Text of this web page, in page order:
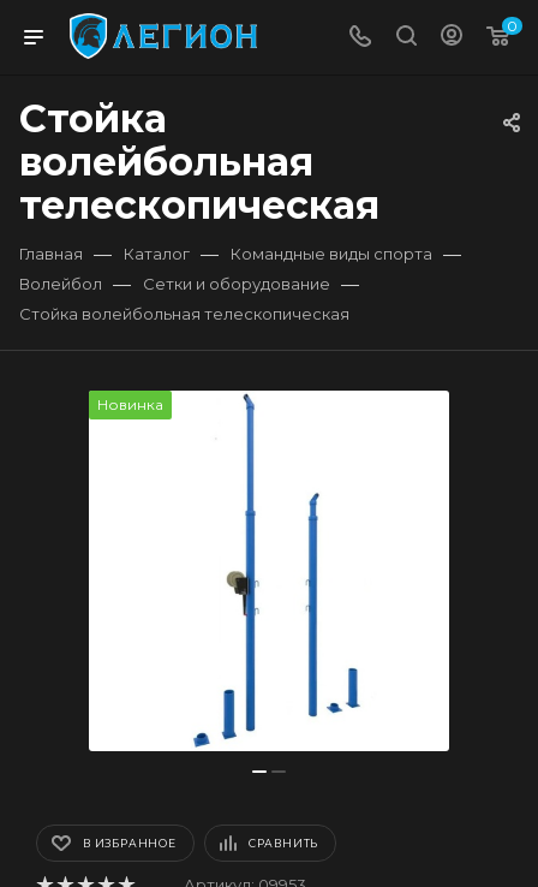
0
Стойка
волейбольная
телескопическая
Главная — Каталог — Командные виды спорта —
Волейбол — Сетки и оборудование —
Стойка волейбольная телескопическая
Новинка
В ИЗБРАННОЕ СРАВНИТЬ